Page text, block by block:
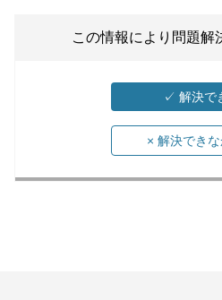
この情報により問題解
✓ 解決で
× 解決できな